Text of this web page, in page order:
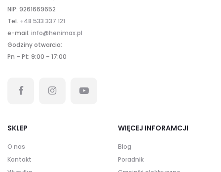
NIP: 9261669652
Tel. +48 533 337 121
e-mail: info@henimax.pl
Godziny otwarcia:
Pn – Pt: 9:00 – 17:00
SKLEP
O nas
Kontakt
WIĘCEJ INFORAMCJI
Blog
Poradnik